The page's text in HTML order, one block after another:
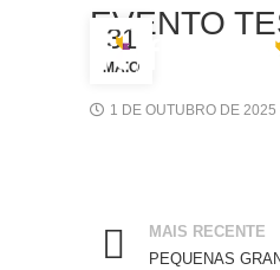
EVENTO
31
MAIO
1 DE OUTUBRO DE
MAIS RECENTE
PEQUENAS